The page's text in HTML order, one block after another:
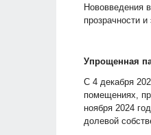
Нововведения
прозрачности
Упрощенная
С 4 декабря
помещениях,
ноября 2024
долевой